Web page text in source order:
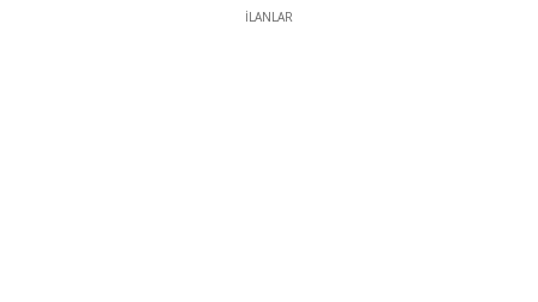
İLANLAR